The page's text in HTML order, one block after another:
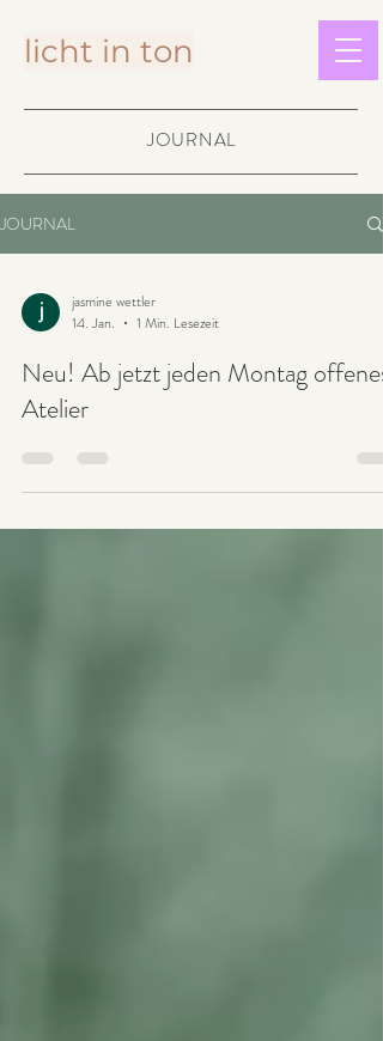
licht in ton
JOURNAL
JOURNAL
jasmine wettler
14. Jan.
1 Min. Lesezeit
Neu! Ab jetzt jeden Montag offenes
Atelier